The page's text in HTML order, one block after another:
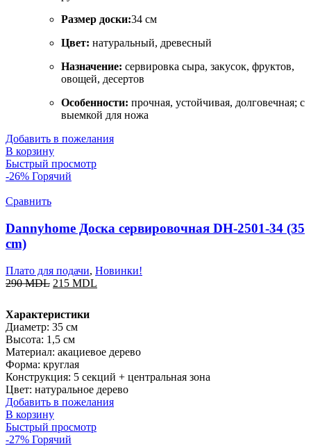
Размер доски:34 см
Цвет: натуральный, древесный
Назначение: сервировка сыра, закусок, фруктов,
овощей, десертов
Особенности: прочная, устойчивая, долговечная; с
выемкой для ножа
Добавить в пожелания
В корзину
Быстрый просмотр
-26% Горячий
Сравнить
Dannyhome Доска сервировочная DH-2501-34 (35
cm)
Плато для подачи, Новинки!
290MDL 215 MDL
Характеристики
Диаметр: 35 см
Высота: 1,5 см
Материал: акациевое дерево
Форма: круглая
Конструкция: 5 секций + центральная зона
Цвет: натуральное дерево
Добавить в пожелания
В корзину
Быстрый просмотр
-27% Горячий